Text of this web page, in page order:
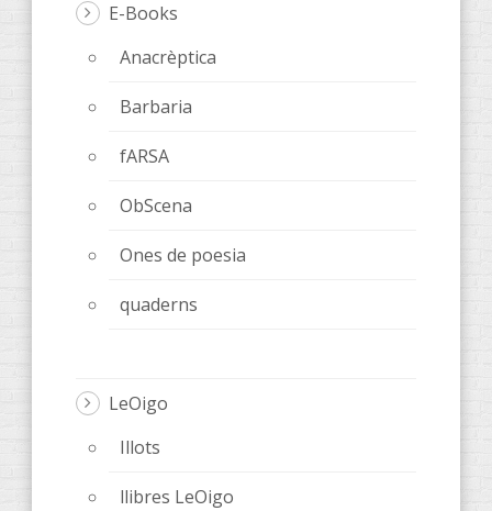
E-Books
Anacrèptica
Barbaria
fARSA
ObScena
Ones de poesia
quaderns
LeOigo
Illots
llibres LeOigo